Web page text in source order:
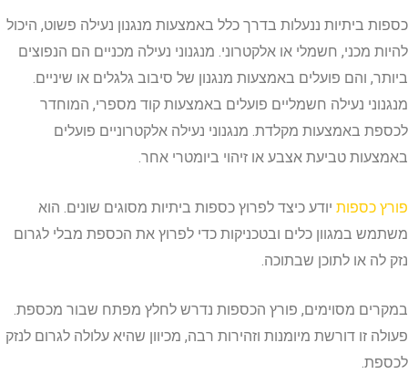
ביתיות ננעלות בדרך כלל באמצעות מנגנון נעילה פשוט, היכול
מכני, חשמלי או אלקטרוני. מנגנוני נעילה מכניים הם הנפוצים
והם פועלים באמצעות מנגנון של סיבוב גלגלים או שיניים.
נעילה חשמליים פועלים באמצעות קוד מספרי, המוחדר
באמצעות מקלדת. מנגנוני נעילה אלקטרוניים פועלים
טביעת אצבע או זיהוי ביומטרי אחר.
יודע כיצד לפרוץ כספות ביתיות מסוגים שונים. הוא
במגוון כלים ובטכניקות כדי לפרוץ את הכספת מבלי לגרום
או לתוכן שבתוכה.
מסוימים, פורץ הכספות נדרש לחלץ מפתח שבור מכספת.
זו דורשת מיומנות וזהירות רבה, מכיוון שהיא עלולה לגרום לנזק